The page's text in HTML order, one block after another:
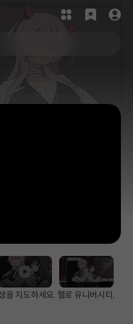
을 지도하세요. 헬로 유니버시티,